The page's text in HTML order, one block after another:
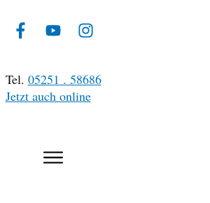
Tel. 05251 . 58686
Jetzt auch online